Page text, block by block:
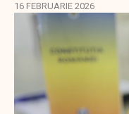
16 FEBRUARIE 2026